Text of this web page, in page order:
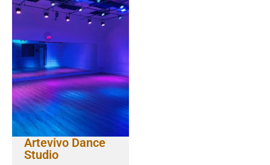
Artevivo Dance
Studio